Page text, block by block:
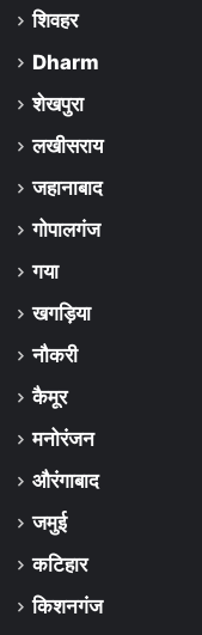
शिवहर
Dharm
शेखपुरा
लखीसराय
जहानाबाद
गोपालगंज
गया
खगड़िया
नौकरी
कैमूर
मनोरंजन
औरंगाबाद
जमुई
कटिहार
किशनगंज